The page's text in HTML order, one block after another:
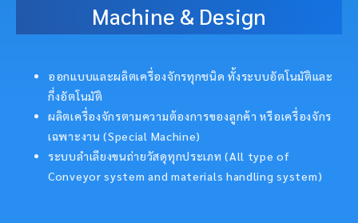
Machine & Design
ออกแบบและผลิตเครื่องจักรทุกชนิด ทั้งระบบอัตโนมัติและ
กึ่งอัตโนมัติ
ผลิตเครื่องจักรตามความต้องการของลูกค้า หรือเครื่องจักร
เฉพาะงาน (Special Machine)
ระบบลำเลียงขนถ่ายวัสดุทุกประเภท (All type of
Conveyor system and materials handling system)